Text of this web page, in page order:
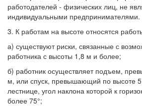
работодателей - физических лиц, не
индивидуальными предпринимателями.
3. К работам на высоте относятся
а) существуют риски, связанные с
работника с высоты 1,8 м и более;
б) работник осуществляет подъем,
м, или спуск, превышающий по высоте
лестнице, угол наклона которой к
более 75°;